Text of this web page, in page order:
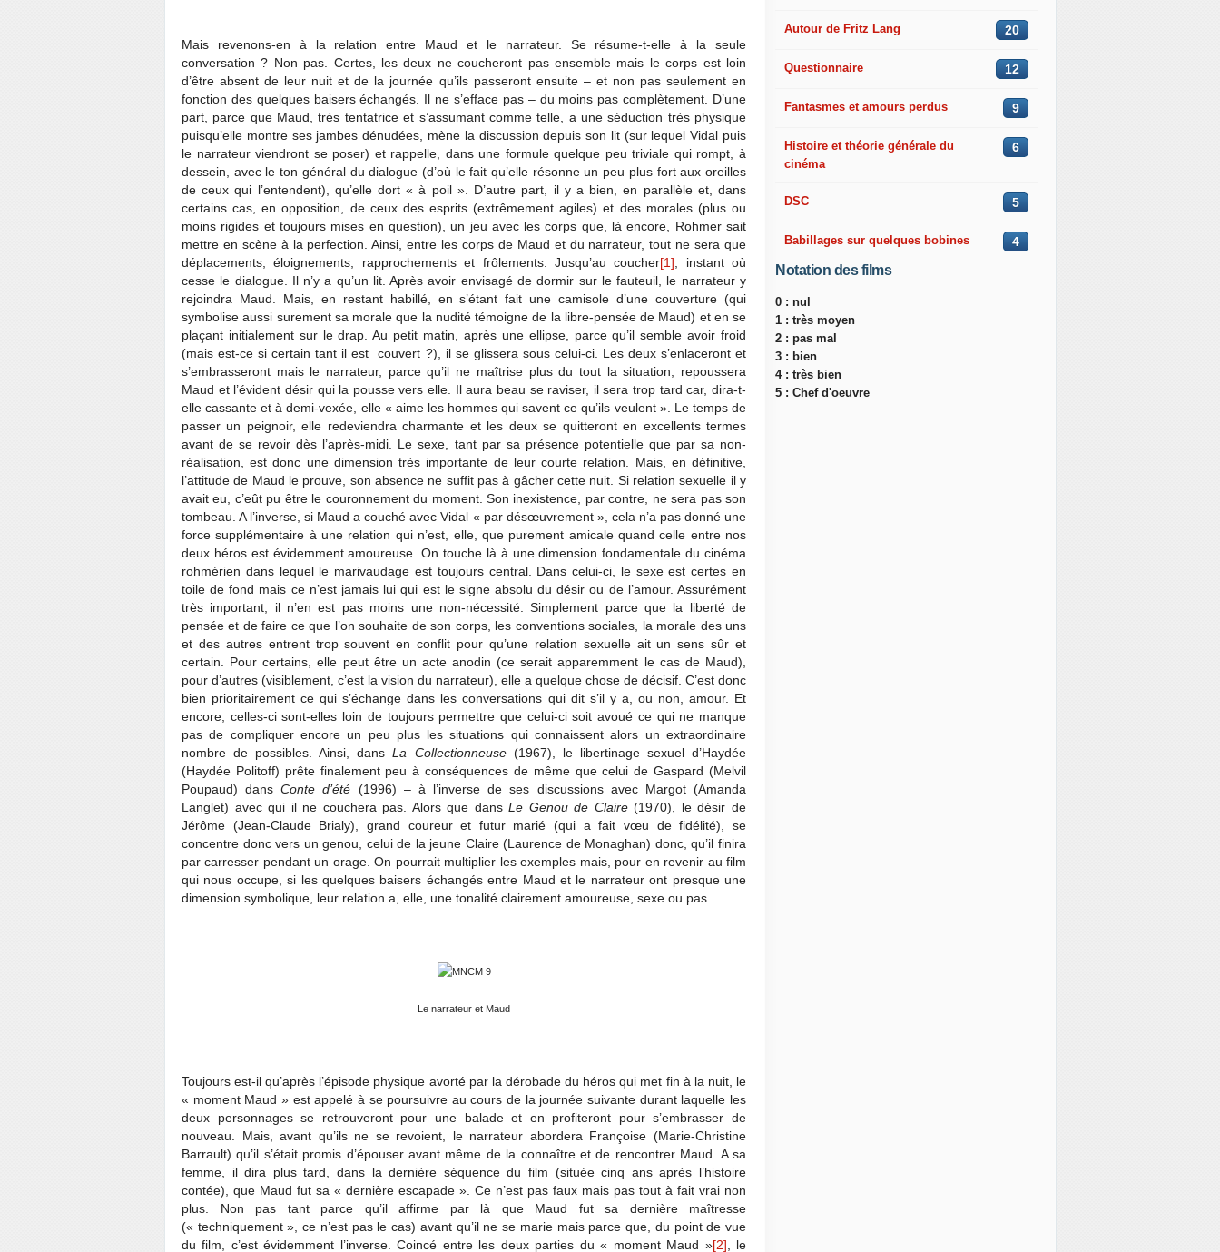
Mais revenons-en à la relation entre Maud et le narrateur. Se résume-t-elle à la seule
conversation ? Non pas. Certes, les deux ne coucheront pas ensemble mais le corps est loin
d’être absent de leur nuit et de la journée qu’ils passeront ensuite – et non pas seulement en
fonction des quelques baisers échangés. Il ne s’efface pas – du moins pas complètement. D’une
part, parce que Maud, très tentatrice et s’assumant comme telle, a une séduction très physique
puisqu’elle montre ses jambes dénudées, mène la discussion depuis son lit (sur lequel Vidal puis
le narrateur viendront se poser) et rappelle, dans une formule quelque peu triviale qui rompt, à
dessein, avec le ton général du dialogue (d’où le fait qu’elle résonne un peu plus fort aux oreilles
de ceux qui l’entendent), qu’elle dort « à poil ». D’autre part, il y a bien, en parallèle et, dans
certains cas, en opposition, de ceux des esprits (extrêmement agiles) et des morales (plus ou
moins rigides et toujours mises en question), un jeu avec les corps que, là encore, Rohmer sait
mettre en scène à la perfection. Ainsi, entre les corps de Maud et du narrateur, tout ne sera que
déplacements, éloignements, rapprochements et frôlements. Jusqu’au coucher[1] , instant où
cesse le dialogue. Il n’y a qu’un lit. Après avoir envisagé de dormir sur le fauteuil, le narrateur y
rejoindra Maud. Mais, en restant habillé, en s’étant fait une camisole d’une couverture (qui
symbolise aussi surement sa morale que la nudité témoigne de la libre-pensée de Maud) et en se
plaçant initialement sur le drap. Au petit matin, après une ellipse, parce qu’il semble avoir froid
(mais est-ce si certain tant il est couvert ?), il se glissera sous celui-ci. Les deux s’enlaceront et
s’embrasseront mais le narrateur, parce qu’il ne maîtrise plus du tout la situation, repoussera
Maud et l’évident désir qui la pousse vers elle. Il aura beau se raviser, il sera trop tard car, dira-t-
elle cassante et à demi-vexée, elle « aime les hommes qui savent ce qu’ils veulent ». Le temps de
passer un peignoir, elle redeviendra charmante et les deux se quitteront en excellents termes
avant de se revoir dès l’après-midi. Le sexe, tant par sa présence potentielle que par sa non-
réalisation, est donc une dimension très importante de leur courte relation. Mais, en définitive,
l’attitude de Maud le prouve, son absence ne suffit pas à gâcher cette nuit. Si relation sexuelle il y
avait eu, c’eût pu être le couronnement du moment. Son inexistence, par contre, ne sera pas son
tombeau. A l’inverse, si Maud a couché avec Vidal « par désœuvrement », cela n’a pas donné une
force supplémentaire à une relation qui n’est, elle, que purement amicale quand celle entre nos
deux héros est évidemment amoureuse. On touche là à une dimension fondamentale du cinéma
rohmérien dans lequel le marivaudage est toujours central. Dans celui-ci, le sexe est certes en
toile de fond mais ce n’est jamais lui qui est le signe absolu du désir ou de l’amour. Assurément
très important, il n’en est pas moins une non-nécessité. Simplement parce que la liberté de
pensée et de faire ce que l’on souhaite de son corps, les conventions sociales, la morale des uns
et des autres entrent trop souvent en conflit pour qu’une relation sexuelle ait un sens sûr et
certain. Pour certains, elle peut être un acte anodin (ce serait apparemment le cas de Maud),
pour d’autres (visiblement, c’est la vision du narrateur), elle a quelque chose de décisif. C’est donc
bien prioritairement ce qui s’échange dans les conversations qui dit s’il y a, ou non, amour. Et
encore, celles-ci sont-elles loin de toujours permettre que celui-ci soit avoué ce qui ne manque
pas de compliquer encore un peu plus les situations qui connaissent alors un extraordinaire
nombre de possibles. Ainsi, dansLa Collectionneuse(1967), le libertinage sexuel d’Haydée
(Haydée Politoff) prête finalement peu à conséquences de même que celui de Gaspard (Melvil
Poupaud) dansConte d’été (1996) – à l’inverse de ses discussions avec Margot (Amanda
Langlet) avec qui il ne couchera pas. Alors que dansLe Genou de Claire(1970), le désir de
Jérôme (Jean-Claude Brialy), grand coureur et futur marié (qui a fait vœu de fidélité), se
concentre donc vers un genou, celui de la jeune Claire (Laurence de Monaghan) donc, qu’il finira
par carresser pendant un orage. On pourrait multiplier les exemples mais, pour en revenir au film
qui nous occupe, si les quelques baisers échangés entre Maud et le narrateur ont presque une
dimension symbolique, leur relation a, elle, une tonalité clairement amoureuse, sexe ou pas.
Le narrateur et Maud
Toujours est-il qu’après l’épisode physique avorté par la dérobade du héros qui met fin à la nuit, le
« moment Maud » est appelé à se poursuivre au cours de la journée suivante durant laquelle les
deux personnages se retrouveront pour une balade et en profiteront pour s’embrasser de
nouveau. Mais, avant qu’ils ne se revoient, le narrateur abordera Françoise (Marie-Christine
Barrault) qu’il s’était promis d’épouser avant même de la connaître et de rencontrer Maud. A sa
femme, il dira plus tard, dans la dernière séquence du film (située cinq ans après l’histoire
contée), que Maud fut sa « dernière escapade ». Ce n’est pas faux mais pas tout à fait vrai non
plus. Non pas tant parce qu’il affirme par là que Maud fut sa dernière maîtresse
(« techniquement », ce n’est pas le cas) avant qu’il ne se marie mais parce que, du point de vue
du film, c’est évidemment l’inverse. Coincé entre les deux parties du « moment Maud »[2] , le
20
Autour de Fritz Lang
12
Questionnaire
9
Fantasmes et amours perdus
6
Histoire et théorie générale du
cinéma
5
DSC
4
Babillages sur quelques bobines
Notation des films
0 : nul
1 : très moyen
2 : pas mal
3 : bien
4 : très bien
5 : Chef d'oeuvre